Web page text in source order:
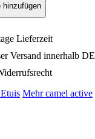
hinzufügen
Lieferzeit
Versand innerhalb DE
Mehr camel active